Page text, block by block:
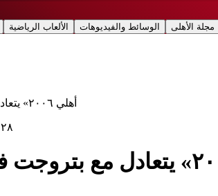
الألعاب الرياضية الوسائط والفيديوهات مجلة الأهلى
«أهلي ٢٠٠٦» يتعادل مع بتروجت في بطولة الجمهورية
٢٨ نوفمبر ٢٠٢٢ في ٠٨:٤٥ م